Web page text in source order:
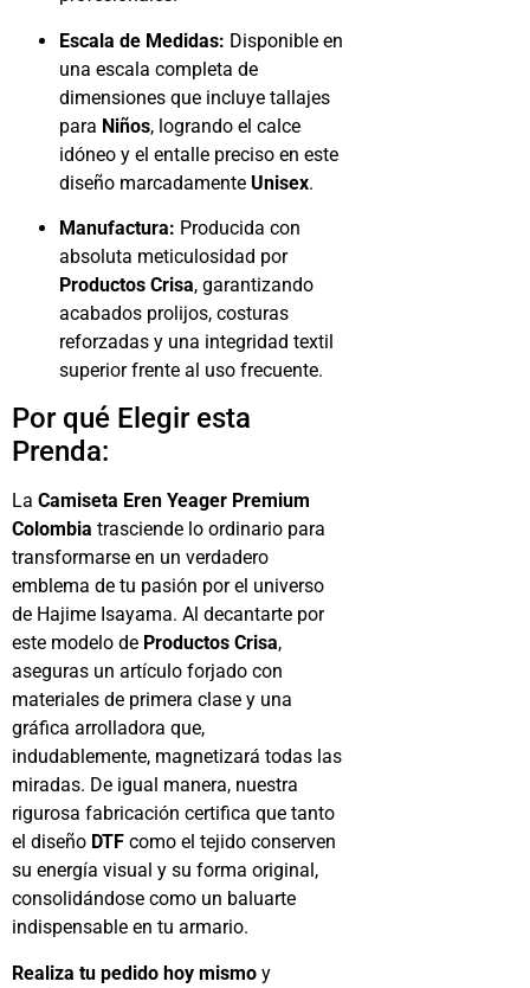
Escala de Medidas: Disponible en
una escala completa de
dimensiones que incluye tallajes
para Niños, logrando el calce
idóneo y el entalle preciso en este
diseño marcadamente Unisex.
Manufactura: Producida con
absoluta meticulosidad por
Productos Crisa, garantizando
acabados prolijos, costuras
reforzadas y una integridad textil
superior frente al uso frecuente.
Por qué Elegir esta
Prenda:
La Camiseta Eren Yeager Premium
Colombia trasciende lo ordinario para
transformarse en un verdadero
emblema de tu pasión por el universo
de Hajime Isayama. Al decantarte por
este modelo de Productos Crisa,
aseguras un artículo forjado con
materiales de primera clase y una
gráfica arrolladora que,
indudablemente, magnetizará todas las
miradas. De igual manera, nuestra
rigurosa fabricación certifica que tanto
el diseño DTF como el tejido conserven
su energía visual y su forma original,
consolidándose como un baluarte
indispensable en tu armario.
Realiza tu pedido hoy mismo y